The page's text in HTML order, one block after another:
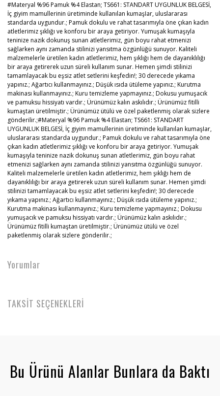
#Materyal %96 Pamuk %4 Elastan; TS661: STANDART UYGUNLUK BELGESİ,
İç giyim mamullerinin üretiminde kullanılan kumaşIar, uluslararası
standarda uygundur.; Pamuk dokulu ve rahat tasarımıyla öne çıkan kadın
atletlerimiz şıklığı ve konforu bir araya getiriyor. Yumuşak kumaşıyla
teninize nazik dokunuş sunan atletlerimiz, gün boyu rahat etmenizi
sağlarken aynı zamanda stilinizi yansıtma özgünlüğü sunuyor. Kaliteli
malzemelerle üretilen kadın atletlerimiz, hem şıklığı hem de dayanıklılığı
bir araya getirerek uzun süreli kullanım sunar. Hemen şimdi stilinizi
tamamlayacak bu eşsiz atlet setlerini keşfedin!; 30 derecede yıkama
yapınız.; Ağartıcı kullanmayınız.; Düşük ısıda ütüleme yapınız.; Kurutma
makinası kullanmayınız.; Kuru temizleme yapmayınız.; Dokusu yumuşacık
ve pamuksu hissiyatı vardır.; Ürünümüz kalın askılıdır.; Ürünümüz fitilli
kumaştan üretilmiştir.; Ürünümüz ütülü ve özel paketlenmiş olarak sizlere
gönderilir.;#Materyal %96 Pamuk %4 Elastan; TS661: STANDART
UYGUNLUK BELGESİ, İç giyim mamullerinin üretiminde kullanılan kumaşIar,
uluslararası standarda uygundur.; Pamuk dokulu ve rahat tasarımıyla öne
çıkan kadın atletlerimiz şıklığı ve konforu bir araya getiriyor. Yumuşak
kumaşıyla teninize nazik dokunuş sunan atletlerimiz, gün boyu rahat
etmenizi sağlarken aynı zamanda stilinizi yansıtma özgünlüğü sunuyor.
Kaliteli malzemelerle üretilen kadın atletlerimiz, hem şıklığı hem de
dayanıklılığı bir araya getirerek uzun süreli kullanım sunar. Hemen şimdi
stilinizi tamamlayacak bu eşsiz atlet setlerini keşfedin!; 30 derecede
yıkama yapınız.; Ağartıcı kullanmayınız.; Düşük ısıda ütüleme yapınız.;
Kurutma makinası kullanmayınız.; Kuru temizleme yapmayınız.; Dokusu
yumuşacık ve pamuksu hissiyatı vardır.; Ürünümüz kalın askılıdır.;
Ürünümüz fitilli kumaştan üretilmiştir.; Ürünümüz ütülü ve özel
paketlenmiş olarak sizlere gönderilir.;
Yorumlar
TAKSİT SEÇENEKLERİ
Bu Ürünü Alanlar Bunlara da Baktı